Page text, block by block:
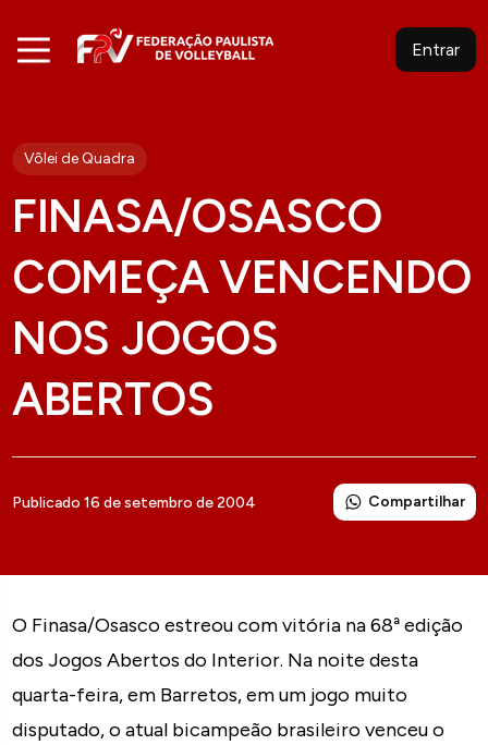
Entrar
Vôlei de Quadra
FINASA/OSASCO
COMEÇA VENCENDO
NOS JOGOS
ABERTOS
Publicado 16 de setembro de 2004 Compartilhar
O Finasa/Osasco estreou com vitória na 68ª edição
dos Jogos Abertos do Interior. Na noite desta
quarta-feira, em Barretos, em um jogo muito
disputado, o atual bicampeão brasileiro venceu o